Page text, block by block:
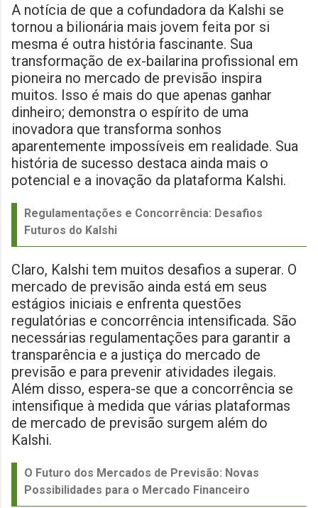
A notícia de que a cofundadora da Kalshi se
tornou a bilionária mais jovem feita por si
mesma é outra história fascinante. Sua
transformação de ex-bailarina profissional em
pioneira no mercado de previsão inspira
muitos. Isso é mais do que apenas ganhar
dinheiro; demonstra o espírito de uma
inovadora que transforma sonhos
aparentemente impossíveis em realidade. Sua
história de sucesso destaca ainda mais o
potencial e a inovação da plataforma Kalshi.
Regulamentações e Concorrência: Desafios
Futuros do Kalshi
Claro, Kalshi tem muitos desafios a superar. O
mercado de previsão ainda está em seus
estágios iniciais e enfrenta questões
regulatórias e concorrência intensificada. São
necessárias regulamentações para garantir a
transparência e a justiça do mercado de
previsão e para prevenir atividades ilegais.
Além disso, espera-se que a concorrência se
intensifique à medida que várias plataformas
de mercado de previsão surgem além do
Kalshi.
O Futuro dos Mercados de Previsão: Novas
Possibilidades para o Mercado Financeiro